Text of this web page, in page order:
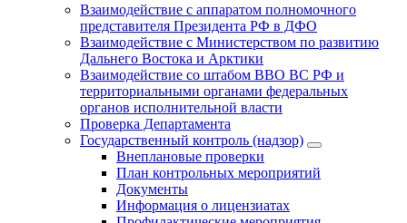
Взаимодействие с аппаратом полномочного
представителя Президента РФ в ДФО
Взаимодействие с Министерством по развитию
Дальнего Востока и Арктики
Взаимодействие со штабом ВВО ВС РФ и
территориальными органами федеральных
органов исполнительной власти
Проверка Департамента
Государственный контроль (надзор)
Внеплановые проверки
План контрольных мероприятий
Документы
Информация о лицензиатах